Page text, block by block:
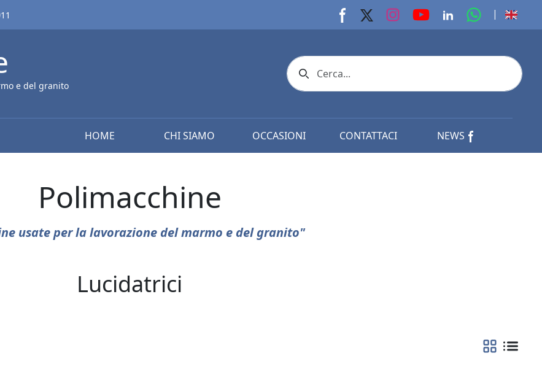
Facebook page
X page Instagram page
youtube page
Linkedin page
whats app
|
e del granito Search icon
HOME CHI SIAMO OCCASIONI CONTATTACI NEWS
Polimacchine
usate per la lavorazione del marmo e del granito"
Lucidatrici